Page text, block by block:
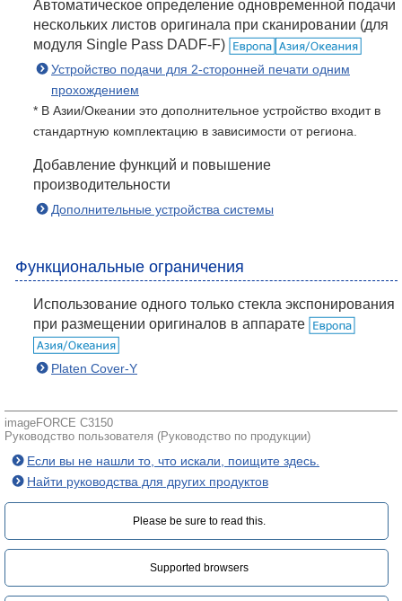
Автоматическое определение одновременной подачи
нескольких листов оригинала при сканировании (для
модуля Single Pass DADF-F)
Устройство подачи для 2-сторонней печати одним
прохождением
* В Азии/Океании это дополнительное устройство входит в
стандартную комплектацию в зависимости от региона.
Добавление функций и повышение
производительности
Дополнительные устройства системы
Функциональные ограничения
Использование одного только стекла экспонирования
при размещении оригиналов в аппарате
Platen Cover-Y
imageFORCE C3150
Руководство пользователя (Руководство по продукции)
Если вы не нашли то, что искали, поищите здесь.
Найти руководства для других продуктов
Please be sure to read this.‎
Supported browsers